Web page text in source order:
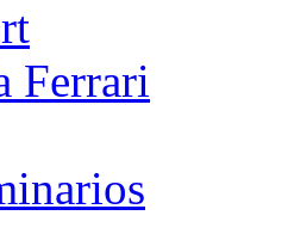
Ferrari